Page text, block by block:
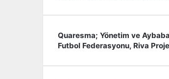
Q
u
r
Quaresma; Yönetim ve
F
t
Futbol Federasyonu, Riva